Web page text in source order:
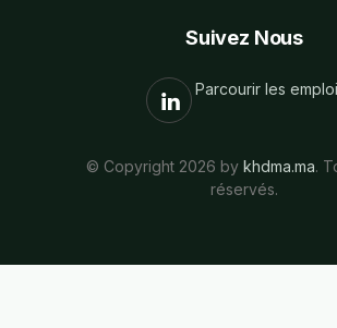
Suivez Nous
Parcourir les
© Copyright 2026 by khdma.ma.
réservés.